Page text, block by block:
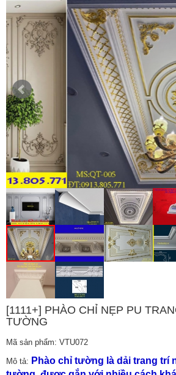
[1111+] PHÀO CHỈ NẸP PU
TƯỜNG
Mã sản phẩm: VTU072
Mô tả: Phào chỉ tường là dải trang trí